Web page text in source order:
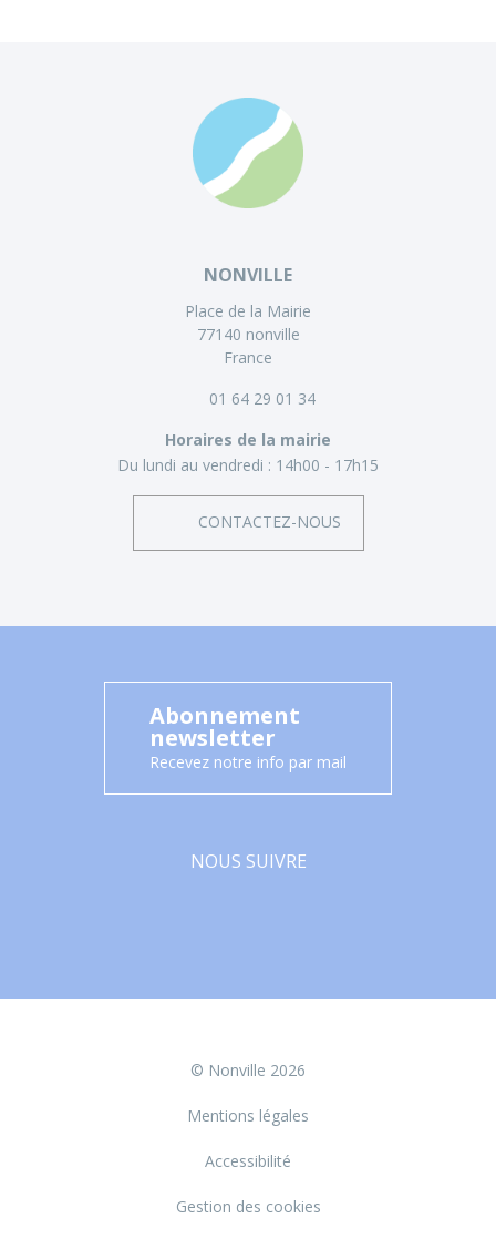
NONVILLE
Place de la Mairie
77140 nonville
France
01 64 29 01 34
Horaires de la mairie
Du lundi au vendredi : 14h00 - 17h15
CONTACTEZ-NOUS
Abonnement
newsletter
Recevez notre info par mail
NOUS SUIVRE
© Nonville 2026
Mentions légales
Accessibilité
Gestion des cookies